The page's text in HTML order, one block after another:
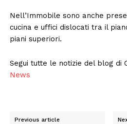
Nell’Immobile sono anche
cucina e uffici dislocati tra il
piani superiori.
Segui tutte le notizie del blog di
News
Previous article